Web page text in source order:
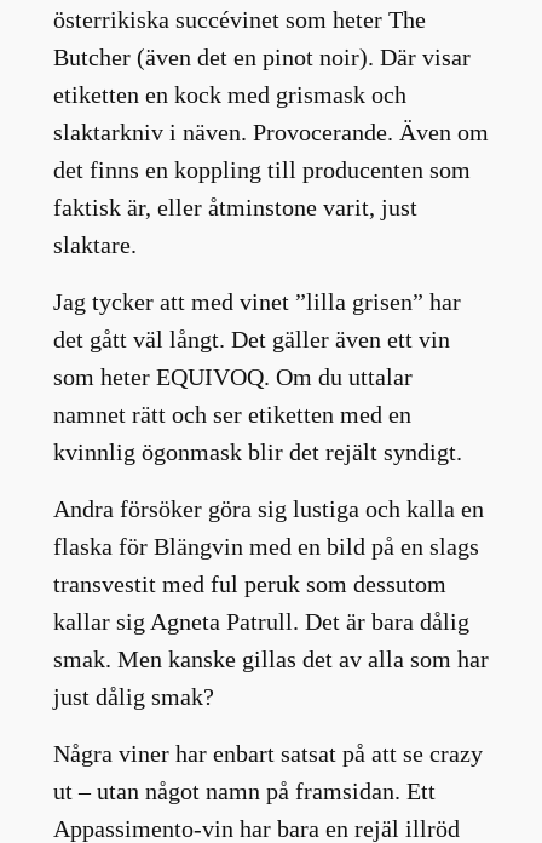
österrikiska succévinet som heter The
Butcher (även det en pinot noir). Där visar
etiketten en kock med grismask och
slaktarkniv i näven. Provocerande. Även om
det finns en koppling till producenten som
faktisk är, eller åtminstone varit, just
slaktare.
Jag tycker att med vinet ”lilla grisen” har
det gått väl långt. Det gäller även ett vin
som heter EQUIVOQ. Om du uttalar
namnet rätt och ser etiketten med en
kvinnlig ögonmask blir det rejält syndigt.
Andra försöker göra sig lustiga och kalla en
flaska för Blängvin med en bild på en slags
transvestit med ful peruk som dessutom
kallar sig Agneta Patrull. Det är bara dålig
smak. Men kanske gillas det av alla som har
just dålig smak?
Några viner har enbart satsat på att se crazy
ut – utan något namn på framsidan. Ett
Appassimento-vin har bara en rejäl illröd